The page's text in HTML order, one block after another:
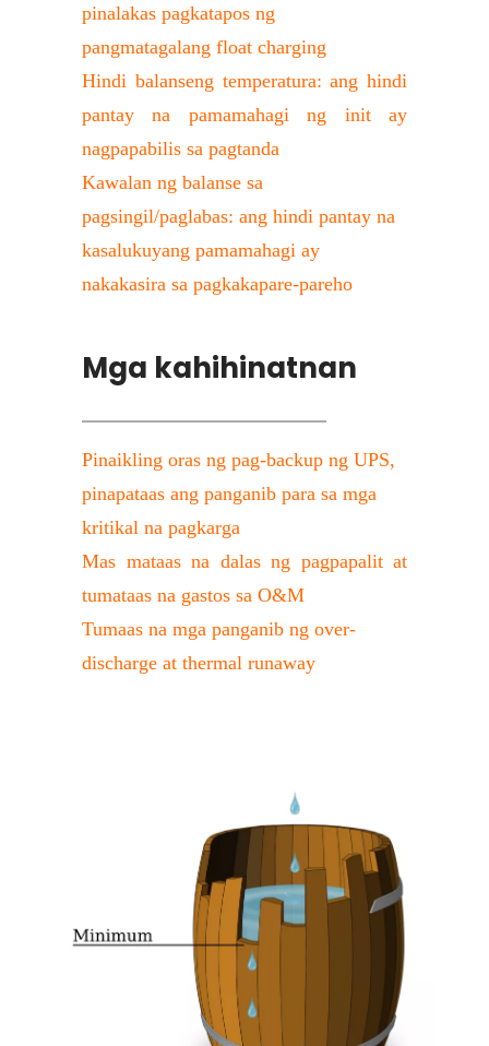
pinalakas pagkatapos ng
pangmatagalang float charging
Hindi balanseng temperatura: ang hindi
pantay na pamamahagi ng init ay
nagpapabilis sa pagtanda
Kawalan ng balanse sa
pagsingil/paglabas: ang hindi pantay na
kasalukuyang pamamahagi ay
nakakasira sa pagkakapare-pareho
Mga kahihinatnan
Pinaikling oras ng pag-backup ng UPS,
pinapataas ang panganib para sa mga
kritikal na pagkarga
Mas mataas na dalas ng pagpapalit at
tumataas na gastos sa O&M
Tumaas na mga panganib ng over-
discharge at thermal runaway